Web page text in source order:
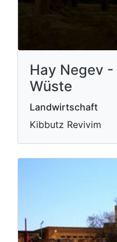
Hay Negev
Wüste
Landwirtschaft
Kibbutz Revivim